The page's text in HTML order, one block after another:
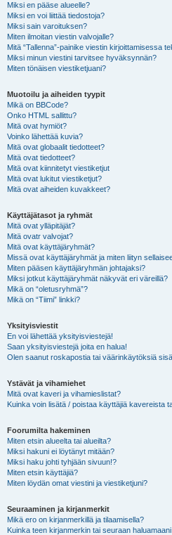
Miksi en pääse alueelle?
Miksi en voi liittää tiedostoja?
Miksi sain varoituksen?
Miten ilmoitan viestin valvojalle?
Mitä “Tallenna”-painike viestin kirjoittamisessa
Miksi minun viestini tarvitsee hyväksynnän?
Miten tönäisen viestiketjuani?
Muotoilu ja aiheiden tyypit
Mikä on BBCode?
Onko HTML sallittu?
Mitä ovat hymiöt?
Voinko lähettää kuvia?
Mitä ovat globaalit tiedotteet?
Mitä ovat tiedotteet?
Mitä ovat kiinnitetyt viestiketjut
Mitä ovat lukitut viestiketjut?
Mitä ovat aiheiden kuvakkeet?
Käyttäjätasot ja ryhmät
Mitä ovat ylläpitäjät?
Mitä ovatr valvojat?
Mitä ovat käyttäjäryhmät?
Missä ovat käyttäjäryhmät ja miten liityn
Miten pääsen käyttäjäryhmän johtajaksi?
Miksi jotkut käyttäjäryhmät näkyvät eri väreillä?
Mikä on “oletusryhmä”?
Mikä on “Tiimi” linkki?
Yksityisviestit
En voi lähettää yksityisviestejä!
Saan yksityisviestejä joita en halua!
Olen saanut roskapostia tai väärinkäytöksiä
Ystävät ja vihamiehet
Mitä ovat kaveri ja vihamieslistat?
Kuinka voin lisätä / poistaa käyttäjiä kavereista
Foorumilta hakeminen
Miten etsin alueelta tai alueilta?
Miksi hakuni ei löytänyt mitään?
Miksi haku johti tyhjään sivuun!?
Miten etsin käyttäjiä?
Miten löydän omat viestini ja viestiketjuni?
Seuraaminen ja kirjanmerkit
Mikä ero on kirjanmerkillä ja tilaamisella?
Kuinka teen kirjanmerkin tai seuraan